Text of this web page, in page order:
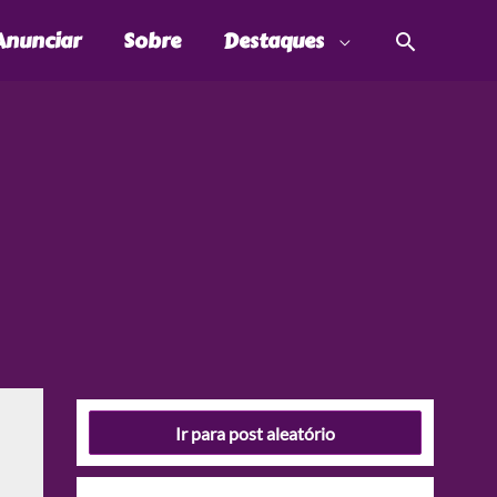
Sobre Destaques
Ir para post aleatório